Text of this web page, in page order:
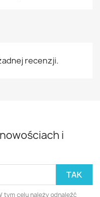
recenzji.
i
tym celu należy odnaleźć